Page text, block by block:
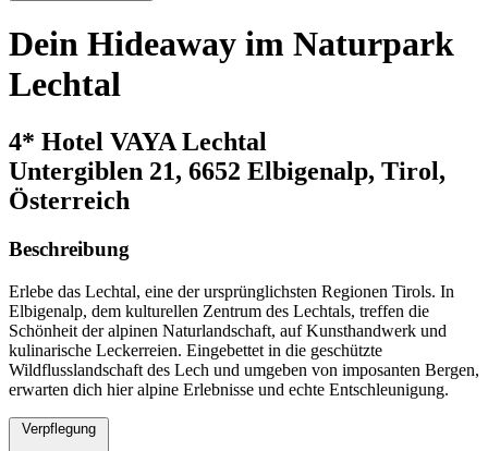
Dein Hideaway im Naturpark
Lechtal
4* Hotel VAYA Lechtal
Untergiblen 21, 6652 Elbigenalp, Tirol,
Österreich
Beschreibung
Erlebe das Lechtal, eine der ursprünglichsten Regionen Tirols. In
Elbigenalp, dem kulturellen Zentrum des Lechtals, treffen die
Schönheit der alpinen Naturlandschaft, auf Kunsthandwerk und
kulinarische Leckerreien. Eingebettet in die geschützte
Wildflusslandschaft des Lech und umgeben von imposanten Bergen,
erwarten dich hier alpine Erlebnisse und echte Entschleunigung.
Verpflegung